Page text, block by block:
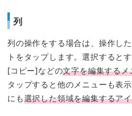
列
列の操作をする場合は、操作し
トをタップします。選択すると
[コピー]などの文字を編集するメ
タップすると他のメニューも表
にも選択した領域を編集するア